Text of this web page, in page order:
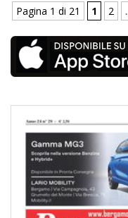
Pagina 1 di 21 1 2